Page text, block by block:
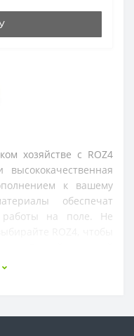
хозяйстве с ROZ4
к вашему
обеспечат
работы на поле. Не
и